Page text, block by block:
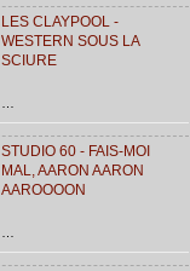
LES CLAYPOOL -
WESTERN SOUS LA
SCIURE
STUDIO 60 - FAIS-MOI
MAL, AARON AARON
AAROOOON